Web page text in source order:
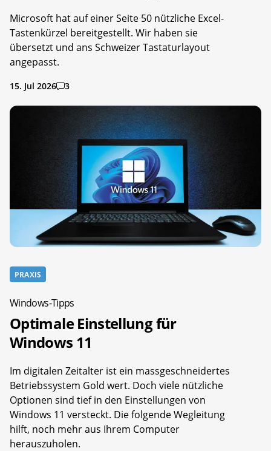
Microsoft hat auf einer Seite 50 nützliche Excel-
Tastenkürzel bereitgestellt. Wir haben sie
übersetzt und ans Schweizer Tastaturlayout
angepasst.
15. Jul 2026 3
PRAXIS
Windows-Tipps
Optimale Einstellung für
Windows 11
Im digitalen Zeitalter ist ein massgeschneidertes
Betriebssystem Gold wert. Doch viele nützliche
Optionen sind tief in den Einstellungen von
Windows 11 versteckt. Die folgende Wegleitung
hilft, noch mehr aus Ihrem Computer
herauszuholen.